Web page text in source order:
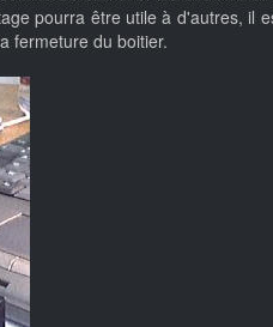
pourra être utile à d'autres,
fermeture du boitier.